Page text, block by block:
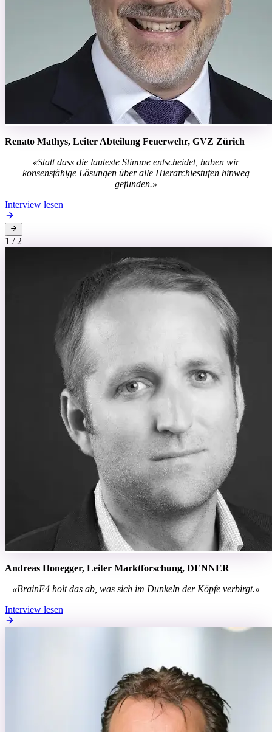
Renato Mathys, Leiter Abteilung Feuerwehr, GVZ Zürich
«Statt dass die lauteste Stimme entscheidet, haben wir
konsensfähige Lösungen über alle Hierarchiestufen hinweg
gefunden.»
Interview lesen
1 /2
Andreas Honegger, Leiter Marktforschung, DENNER
«BrainE4 holt das ab, was sich im Dunkeln der Köpfe verbirgt.»
Interview lesen